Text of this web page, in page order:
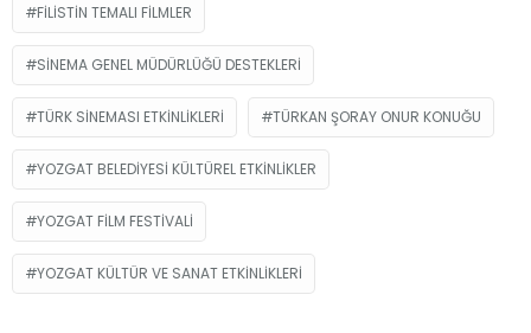
FILISTIN TEMALI FILMLER
SINEMA GENEL MÜDÜRLÜĞÜ DESTEKLERI
TÜRK SINEMASI ETKINLIKLERI TÜRKAN ŞORAY ONUR KONUĞU
YOZGAT BELEDIYESI KÜLTÜREL ETKINLIKLER
YOZGAT FILM FESTIVALI
YOZGAT KÜLTÜR VE SANAT ETKINLIKLERI